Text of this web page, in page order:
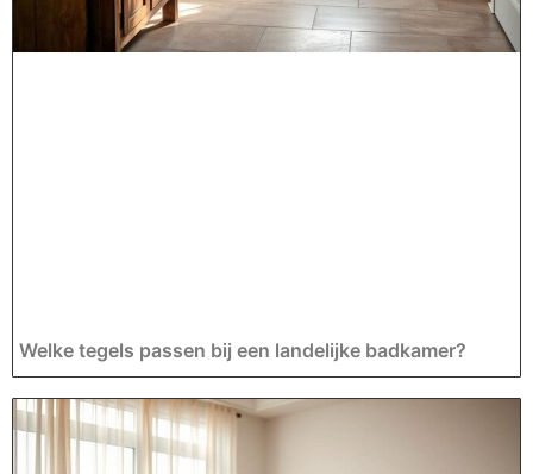
Welke tegels passen bij een landelijke badkamer?